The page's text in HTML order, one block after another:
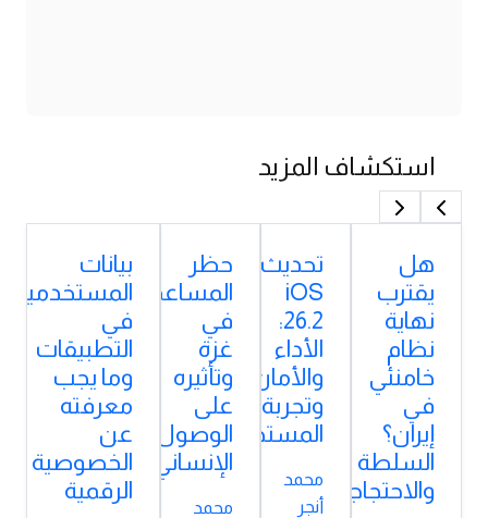
استكشاف المزيد
هل
يقترب
نهاية
نظام
خامنئي
في
إيران؟
السلطة
والاحتجاجات
تحديث
iOS
26.2:
الأداء
والأمان
وتجربة
المستخدم
محمد
أنجر
حظر
المساعدات
في
غزة
وتأثيره
على
الوصول
الإنساني
محمد
بيانات
المستخدمين
في
التطبيقات
وما يجب
معرفته
عن
الخصوصية
الرقمية